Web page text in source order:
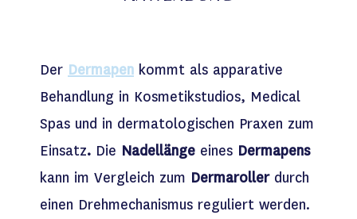
Der Dermapen kommt als apparative
Behandlung in Kosmetikstudios, Medical
Spas und in dermatologischen Praxen zum
Einsatz. Die Nadellänge eines Dermapens
kann im Vergleich zum Dermaroller durch
einen Drehmechanismus reguliert werden.